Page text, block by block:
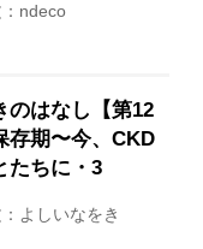
ndeco
のはなし【第12
存期〜今、CKD
たちに・3
よしいなをき